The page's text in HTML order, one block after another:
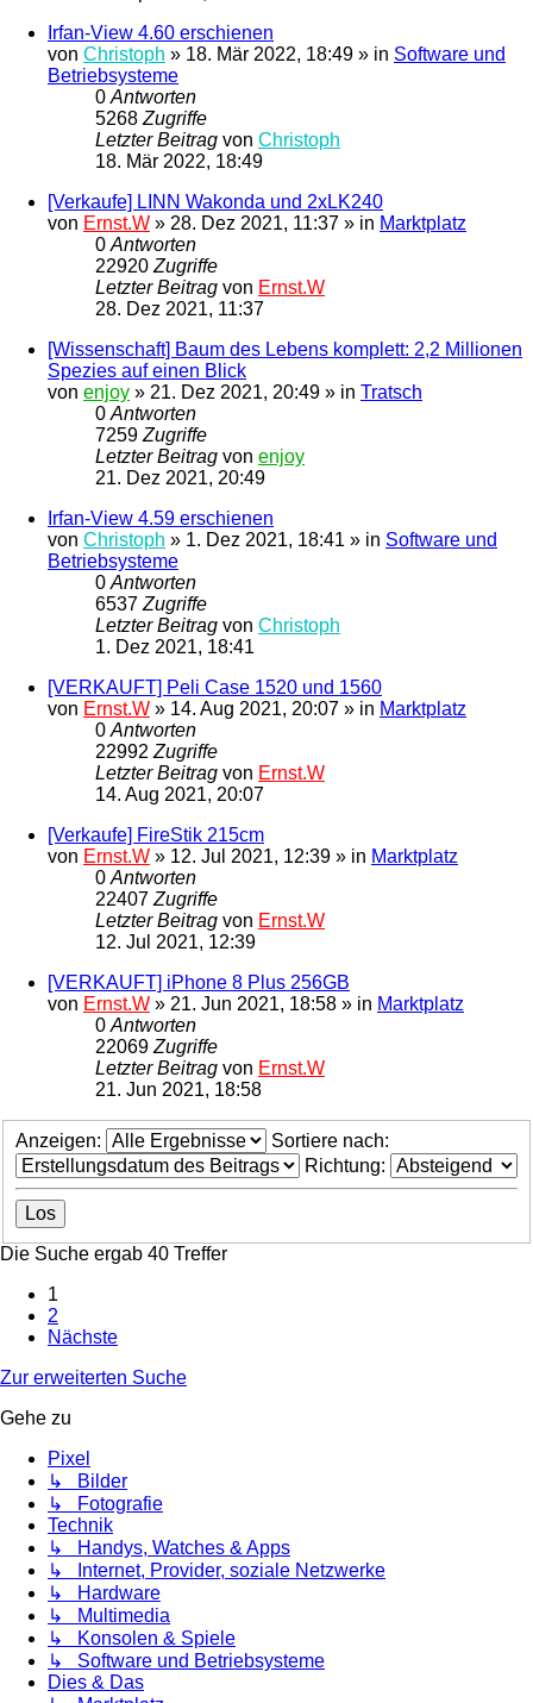
Irfan-View 4.60 erschienen
von Christoph » 18. Mär 2022, 18:49 » in Software und
Betriebsysteme
0Antworten
5268Zugriffe
Letzter Beitrag von Christoph
18. Mär 2022, 18:49
[Verkaufe] LINN Wakonda und 2xLK240
von Ernst.W » 28. Dez 2021, 11:37 » in Marktplatz
0Antworten
22920Zugriffe
Letzter Beitrag von Ernst.W
28. Dez 2021, 11:37
[Wissenschaft] Baum des Lebens komplett: 2,2 Millionen
Spezies auf einen Blick
von enjoy » 21. Dez 2021, 20:49 » in Tratsch
0Antworten
7259Zugriffe
Letzter Beitrag von enjoy
21. Dez 2021, 20:49
Irfan-View 4.59 erschienen
von Christoph » 1. Dez 2021, 18:41 » in Software und
Betriebsysteme
0Antworten
6537Zugriffe
Letzter Beitrag von Christoph
1. Dez 2021, 18:41
[VERKAUFT] Peli Case 1520 und 1560
von Ernst.W » 14. Aug 2021, 20:07 » in Marktplatz
0Antworten
22992Zugriffe
Letzter Beitrag von Ernst.W
14. Aug 2021, 20:07
[Verkaufe] FireStik 215cm
von Ernst.W » 12. Jul 2021, 12:39 » in Marktplatz
0Antworten
22407Zugriffe
Letzter Beitrag von Ernst.W
12. Jul 2021, 12:39
[VERKAUFT] iPhone 8 Plus 256GB
von Ernst.W » 21. Jun 2021, 18:58 » in Marktplatz
0Antworten
22069Zugriffe
Letzter Beitrag von Ernst.W
21. Jun 2021, 18:58
Anzeigen:
Sortiere nach:
Richtung:
Die Suche ergab 40 Treffer
1
2
Nächste
Zur erweiterten Suche
Gehe zu
Pixel
↳ Bilder
↳ Fotografie
Technik
↳ Handys, Watches & Apps
↳ Internet, Provider, soziale Netzwerke
↳ Hardware
↳ Multimedia
↳ Konsolen & Spiele
↳ Software und Betriebsysteme
Dies & Das